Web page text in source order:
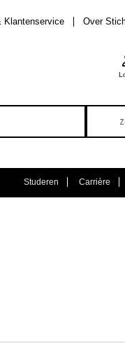
Over
Klantenservice
Studeren Carrière